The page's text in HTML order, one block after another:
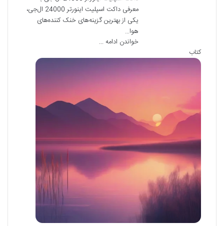
معرفی داکت اسپلیت اینورتر 24000 ال‌جی،
یکی از بهترین گزینه‌های خنک کننده‌های
هوا…
خواندن ادامه ...
کتاب